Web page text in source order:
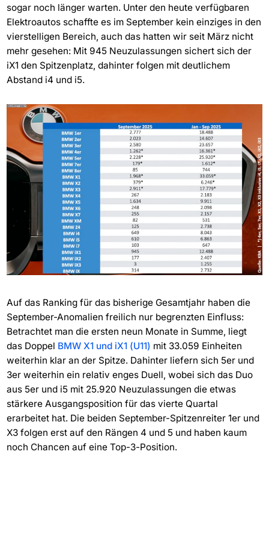
sogar noch länger warten. Unter den heute verfügbaren
Elektroautos schaffte es im September kein einziges in den
vierstelligen Bereich, auch das hatten wir seit März nicht
mehr gesehen: Mit 945 Neuzulassungen sichert sich der
iX1 den Spitzenplatz, dahinter folgen mit deutlichem
Abstand i4 und i5.
Auf das Ranking für das bisherige Gesamtjahr haben die
September-Anomalien freilich nur begrenzten Einfluss:
Betrachtet man die ersten neun Monate in Summe, liegt
das Doppel BMW X1 und iX1 (U11) mit 33.059 Einheiten
weiterhin klar an der Spitze. Dahinter liefern sich 5er und
3er weiterhin ein relativ enges Duell, wobei sich das Duo
aus 5er und i5 mit 25.920 Neuzulassungen die etwas
stärkere Ausgangsposition für das vierte Quartal
erarbeitet hat. Die beiden September-Spitzenreiter 1er und
X3 folgen erst auf den Rängen 4 und 5 und haben kaum
noch Chancen auf eine Top-3-Position.